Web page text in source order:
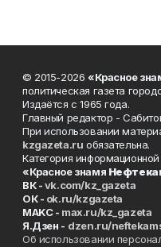
© 2015-2026 «Красное
политическая газета
Издаётся с 1965 года.
Главный редактор -
При использовании
kzgazeta.ru обязательна.
Категория
«Красное знамя
ВК -vk.com/kz_gazeta
ОК - ok.ru/kzgazeta
MAKC - max.ru/kz_gazeta
Я.Дзен - dzen.ru/
Об использовании